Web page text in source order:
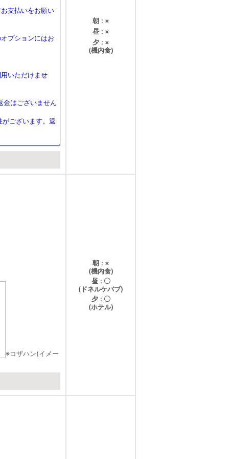
支払いをお願い
プションにはお
いただけませ
金はございません
ございます。返
朝
×
昼
×
夕
×
(機内食)
※コザハン(イメー
朝
×
(機内食)
昼
〇
(ドネルケバブ)
夕
〇
(ホテル)